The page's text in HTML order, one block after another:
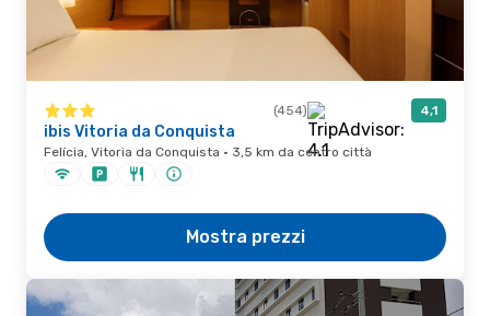
(454) 4,1
ibis Vitoria da Conquista
Felícia, Vitoria da Conquista · 3,5 km da centro città
Mostra prezzi